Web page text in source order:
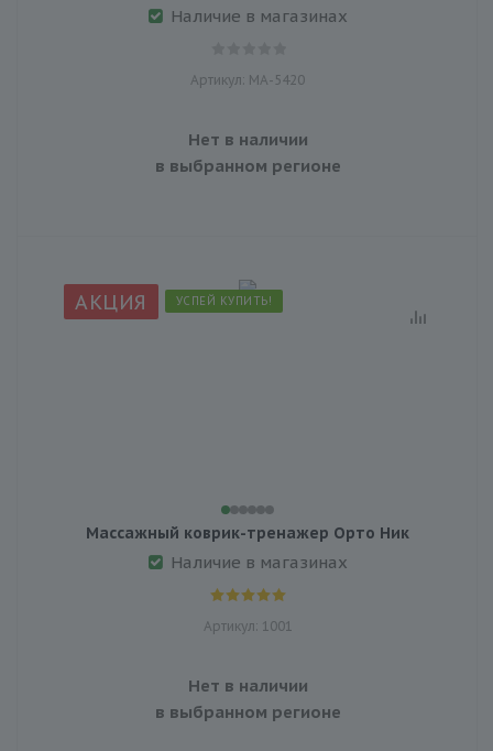
Наличие в магазинах
Артикул: MA-5420
Нет в наличии
в выбранном регионе
АКЦИЯ УСПЕЙ КУПИТЬ!
Массажный коврик-тренажер Орто Ник
Наличие в магазинах
Артикул: 1001
Нет в наличии
в выбранном регионе